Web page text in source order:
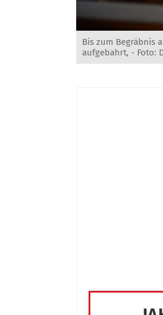
Bis zum Begräbnis
aufgebahrt, - Foto: